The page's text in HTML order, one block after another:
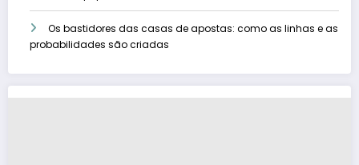
Os bastidores das casas de apostas: como as linhas e as
probabilidades são criadas